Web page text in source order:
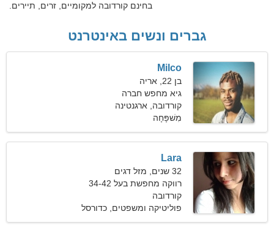
בחינם קורדובה למקומיים, זרים, תיירים.
גברים ונשים באינטרנט
Milco
בן 22, אריה
גיא מחפש חברה
קורדובה, ארגנטינה
מִשׁפָּחָה
Lara
32 שנים, מזל דגים
רווקה מחפשת בעל 34-42
קורדובה
פוליטיקה ומשפטים, כדורסל